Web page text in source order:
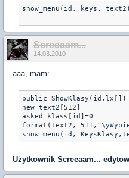
show_menu(id, keys,
Screeaam...
14.03.2010
aaa, mam:
public
new text2[512]
asked_klass[id]=0
format(text2,
show_menu(id,
Użytkownik Screeaam...